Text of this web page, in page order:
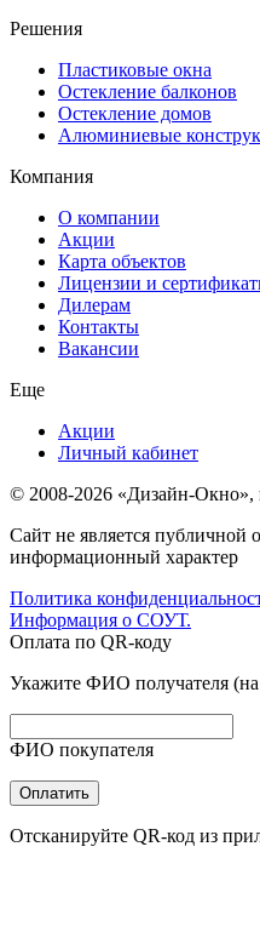
Решения
Пластиковые окна
Остекление балконов
Остекление домов
Алюминиевые
Компания
О компании
Акции
Карта объектов
Лицензии и
Дилерам
Контакты
Вакансии
Еще
Акции
Личный кабинет
© 2008-2026 «Дизайн-Окно»,
Сайт не является публичной
информационный характер
Политика
Информация о СОУТ.
Оплата по QR-коду
Укажите ФИО получателя
ФИО покупателя
Оплатить
Отсканируйте QR-код из